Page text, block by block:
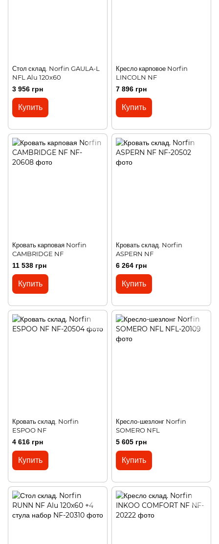
Стол склад. Norfin GAULA-L
NFL Alu 120x60
3 956 грн
Купить
Кресло карповое Norfin
LINCOLN NF
7 896 грн
Купить
Кровать карповая Norfin
CAMBRIDGE NF
11 538 грн
Купить
Кровать склад. Norfin
ASPERN NF
6 264 грн
Купить
Кровать склад. Norfin
ESPOO NF
4 616 грн
Купить
Кресло-шезлонг Norfin
SOMERO NFL
5 605 грн
Купить